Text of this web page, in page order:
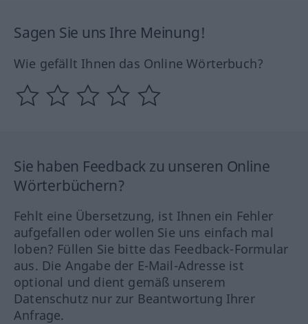
Sagen Sie uns Ihre Meinung!
Wie gefällt Ihnen das Online Wörterbuch?
Sie haben Feedback zu unseren Online
Wörterbüchern?
Fehlt eine Übersetzung, ist Ihnen ein Fehler
aufgefallen oder wollen Sie uns einfach mal
loben? Füllen Sie bitte das Feedback-Formular
aus. Die Angabe der E-Mail-Adresse ist
optional und dient gemäß unserem
Datenschutz nur zur Beantwortung Ihrer
Anfrage.